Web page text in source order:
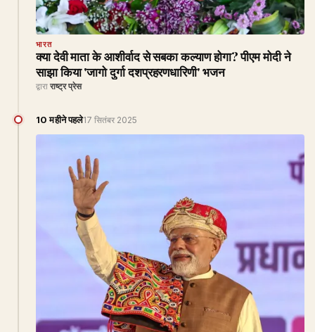
भारत
क्या देवी माता के आशीर्वाद से सबका कल्याण होगा? पीएम मोदी ने
साझा किया 'जागो दुर्गा दशप्रहरणधारिणी' भजन
द्वारा राष्ट्र प्रेस
10 महीने पहले17 सितंबर 2025